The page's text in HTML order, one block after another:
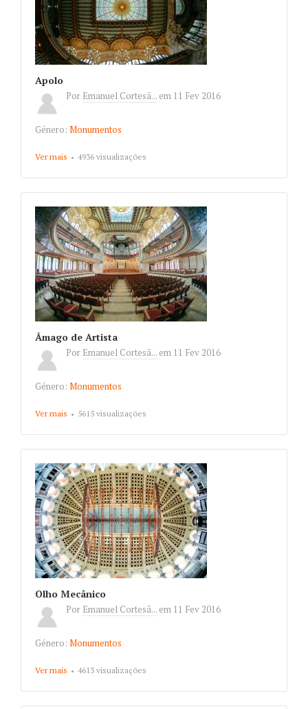
Apolo
Por Emanuel Cortesã... em 11 Fev 2016
Género: Monumentos
Ver mais about Apolo
4936 visualizações
Âmago de Artista
Por Emanuel Cortesã... em 11 Fev 2016
Género: Monumentos
Ver mais about Âmago de Artista
5615 visualizações
Olho Mecânico
Por Emanuel Cortesã... em 11 Fev 2016
Género: Monumentos
Ver mais about Olho Mecânico
4613 visualizações